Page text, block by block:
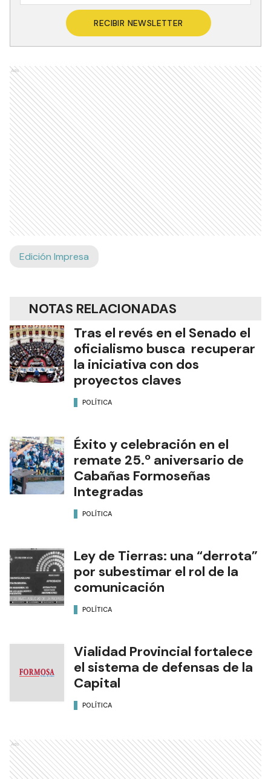
RECIBIR NEWSLETTER
Ads
Edición Impresa
NOTAS RELACIONADAS
Tras el revés en el Senado el
oficialismo busca recuperar
la iniciativa con dos
proyectos claves
POLÍTICA
Éxito y celebración en el
remate 25.º aniversario de
Cabañas Formoseñas
Integradas
POLÍTICA
Ley de Tierras: una “derrota”
por subestimar el rol de la
comunicación
POLÍTICA
Vialidad Provincial fortalece
el sistema de defensas de la
Capital
POLÍTICA
Ads